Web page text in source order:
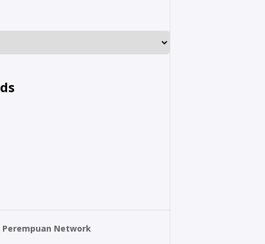
Perempuan Network